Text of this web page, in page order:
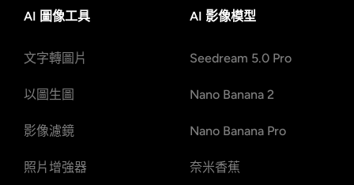
AI 圖像工具
文字轉圖片
以圖生圖
影像濾鏡
照片增強器
AI 影像模型
Seedream 5.0 Pro
Nano Banana 2
Nano Banana Pro
奈米香蕉